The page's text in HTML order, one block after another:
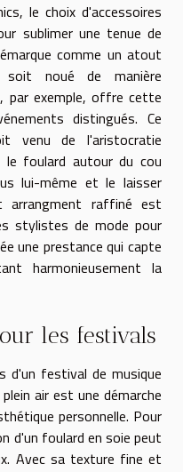
le choix d'accessoires
sublimer une tenue de
comme un atout
soit noué de manière
par exemple, offre cette
distingués. Ce
venu de l'aristocratie
le foulard autour du cou
lui-même et le laisser
arrangment raffiné est
stylistes de mode pour
une prestance qui capte
harmonieusement la
les festivals
d'un festival de musique
air est une démarche
personnelle. Pour
d'un foulard en soie peut
Avec sa texture fine et